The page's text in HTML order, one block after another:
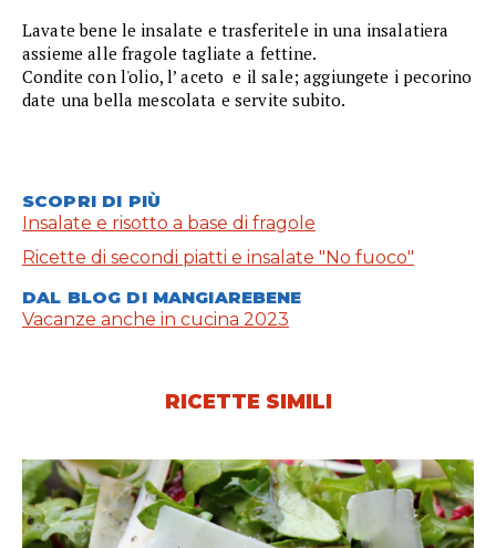
Lavate bene le insalate e trasferitele in una insalatiera
assieme alle fragole tagliate a fettine.
Condite con l'olio, l’ aceto e il sale; aggiungete i pecorino
date una bella mescolata e servite subito.
SCOPRI DI PIÙ
Insalate e risotto a base di fragole
Ricette di secondi piatti e insalate "No fuoco"
DAL BLOG DI MANGIAREBENE
Vacanze anche in cucina 2023
RICETTE SIMILI